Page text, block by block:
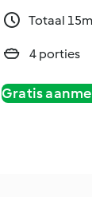
Totaal
4 porties
Gratis